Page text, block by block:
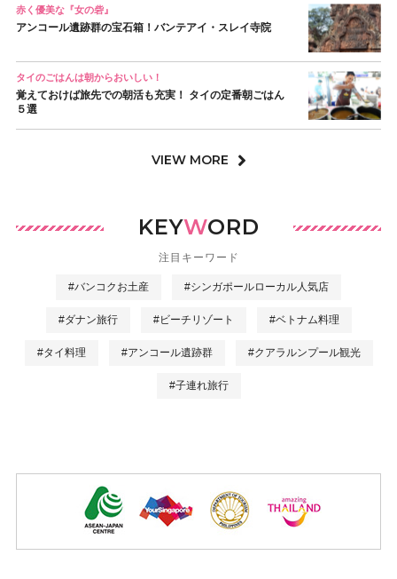
赤く優美な『女の砦』
アンコール遺跡群の宝石箱！バンテアイ・スレイ寺院
タイのごはんは朝からおいしい！
覚えておけば旅先での朝活も充実！ タイの定番朝ごはん
５選
VIEW MORE
KEYWORD
注目キーワード
#バンコクお土産 #シンガポールローカル人気店
#ダナン旅行 #ビーチリゾート #ベトナム料理
#タイ料理 #アンコール遺跡群 #クアラルンプール観光
#子連れ旅行